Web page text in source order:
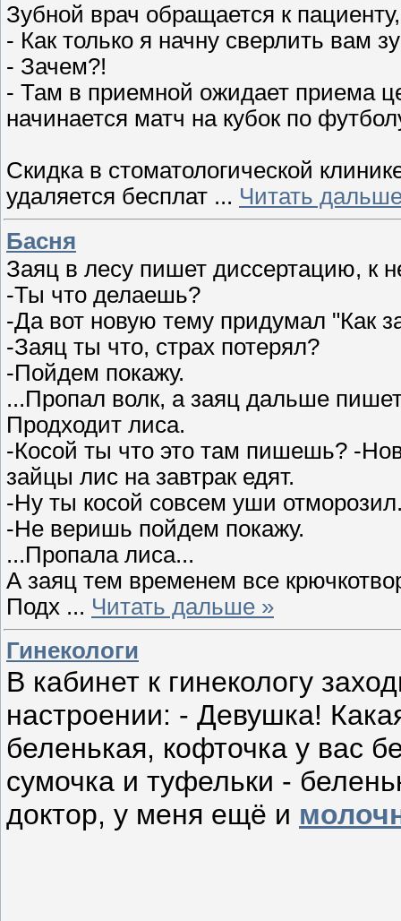
Зубной врач обращается к
- Как только я начну сверлить вам
- Зачем?!
- Там в приемной ожидает приема
начинается матч на кубок по
Скидка в стоматологической
удаляется бесплат ... Читать
Басня
Заяц в лесу пишет диссертацию, к
-Ты что делаешь?
-Да вот новую тему придумал "Как
-Заяц ты что, страх потерял?
-Пойдем покажу.
...Пропал волк, а заяц дальше
Продходит лиса.
-Косой ты что это там пишешь? -
зайцы лис на завтрак едят.
-Ну ты косой совсем уши
-Не веришь пойдем покажу.
...Пропала лиса...
А заяц тем временем все
Подх ... Читать дальше »
Гинекологи
В кабинет к гинекологу
настроении: - Девушка!
беленькая, кофточка у вас
сумочка и туфельки -
доктор, у меня ещё и